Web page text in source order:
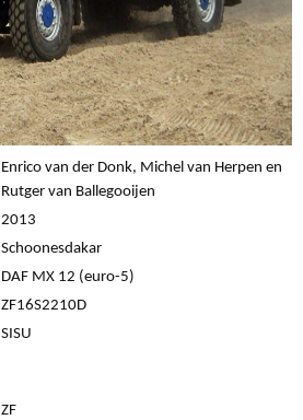
Enrico van der Donk, Michel van Herpen en
Rutger van Ballegooijen
2013
Schoonesdakar
DAF MX 12 (euro-5)
ZF16S2210D
SISU
ZF